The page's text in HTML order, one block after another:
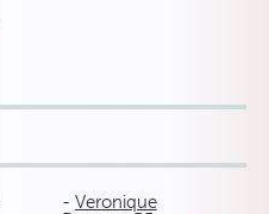
- Veronique